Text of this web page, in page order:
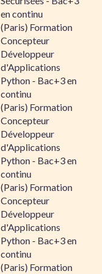
en continu
(Paris) Formation
Concepteur
Développeur
d'Applications
Python - Bac+3 en
continu
(Paris) Formation
Concepteur
Développeur
d'Applications
Python - Bac+3 en
continu
(Paris) Formation
Concepteur
Développeur
d'Applications
Python - Bac+3 en
continu
(Paris) Formation